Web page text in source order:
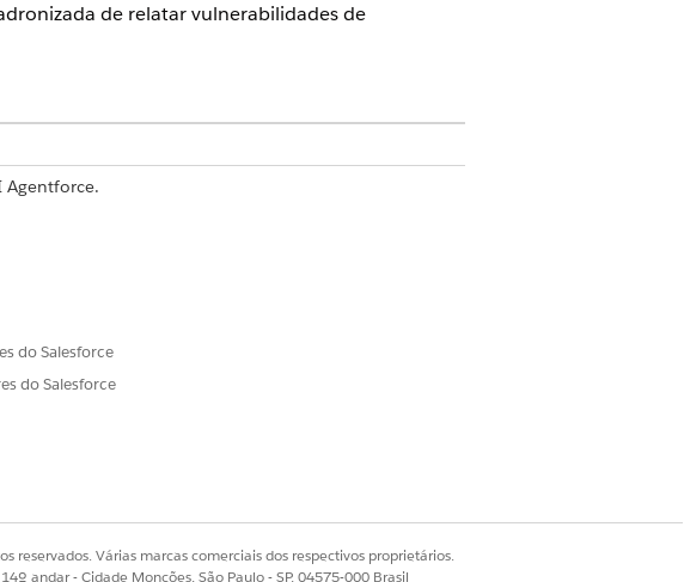
de relatar vulnerabilidades de
Agentforce.
relatada.
pela primeira vez o problema de segurança ou
a solicitação de serviço. Você
do Salesforce
do Salesforce
reservados. Várias marcas comerciais dos respectivos proprietários.
andar - Cidade Monções, São Paulo - SP, 04575-000 Brasil